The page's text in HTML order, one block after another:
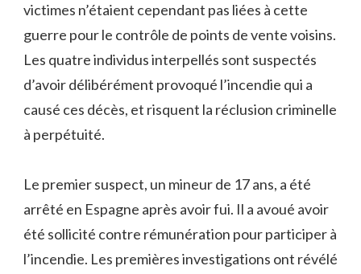
victimes n’étaient cependant pas liées à cette
guerre pour le contrôle de points de vente voisins.
Les quatre individus interpellés sont suspectés
d’avoir délibérément provoqué l’incendie qui a
causé ces décès, et risquent la réclusion criminelle
à perpétuité.
Le premier suspect, un mineur de 17 ans, a été
arrêté en Espagne après avoir fui. Il a avoué avoir
été sollicité contre rémunération pour participer à
l’incendie. Les premières investigations ont révélé